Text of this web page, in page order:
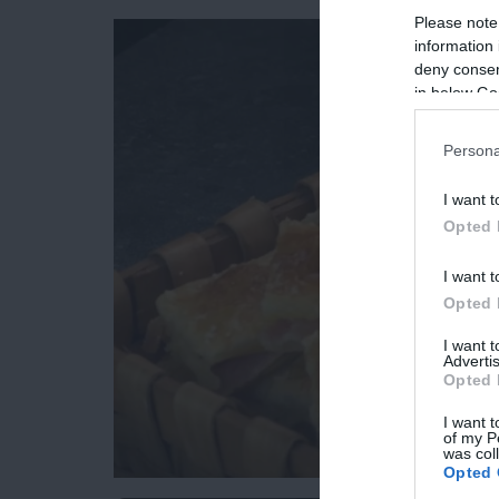
Please
information
deny
in below
I want
Opted
I want
Opted
I want
Opted
I want
of my
was
Opted